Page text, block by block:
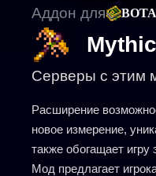
Аддон для
Серверы с этим
Расширение
новое измерение,
также обогащает
Мод предлагает